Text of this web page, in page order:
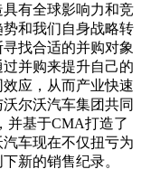
有全球影响力和竞
和我们自身战略转
找合适的并购对象
并购来提升自己的
应，从而产业快速
尔沃汽车集团共同
并基于CMA打造了
车现在不仅扭亏为
新的销售纪录。